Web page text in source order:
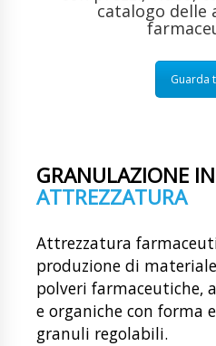
catalogo delle
Guarda
GRANULAZIONE
ATTREZZATURA
Attrezzatura
produzione di
polveri farmaceutiche,
e organiche con forma
granuli regolabili.